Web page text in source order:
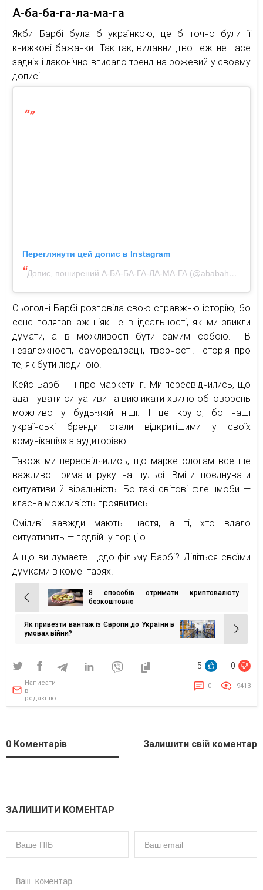
А-ба-ба-га-ла-ма-га
Якби Барбі була б українкою, це б точно були її
книжкові бажанки. Так-так, видавництво теж не пасе
задніх і лаконічно вписало тренд на рожевий у своєму
дописі.
Переглянути цей допис в Instagram
Допис, поширений А-БА-БА-ГА-ЛА-МА-ГА (@ababahalamaha)
Сьогодні Барбі розповіла свою справжню історію, бо
сенс полягав аж ніяк не в ідеальності, як ми звикли
думати, а в можливості бути самим собою. В
незалежності, самореалізації, творчості. Історія про
те, як бути людиною.
Кейс Барбі — і про маркетинг. Ми пересвідчились, що
адаптувати ситуативи та викликати хвилю обговорень
можливо у будь-якій ніші. І це круто, бо наші
українські бренди стали відкритішими у своїх
комунікаціях з аудиторією.
Також ми пересвідчились, що маркетологам все ще
важливо тримати руку на пульсі. Вміти поєднувати
ситуативи й віральність. Бо такі світові флешмоби —
класна можливість проявитись.
Сміливі завжди мають щастя, а ті, хто вдало
ситуативить — подвійну порцію.
А що ви думаєте щодо фільму Барбі? Діліться своїми
думками в коментарях.
Навігація
записів
8 способів отримати криптовалюту
безкоштовно
Як привезти вантаж із Європи до України в
умовах війни?
5 0
Написати
в
редакцію
0 9413
0 Коментарів Залишити свій коментар
ЗАЛИШИТИ КОМЕНТАР